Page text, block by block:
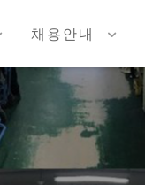
채용안내